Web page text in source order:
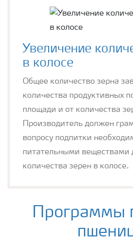
Увеличение
в колосе
Общее количество зерна
количества продуктивных
площади и от количества
Производитель должен
вопросу подпитки
питательными веществами
количества зерен в колосе.
Программы